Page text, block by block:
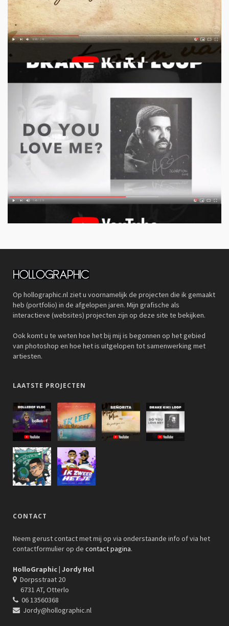
Op hollographic.nl ziet u voornamelijk de projecten die ik gemaakt
heb (portfolio) in de afgelopen jaren. Mijn grafische als
interactieve (websites) projecten zijn op deze site te bekijken.
Ook komt u te weten hoe het bij mij is begonnen op het gebied
van photoshop en hoe het is uitgelopen tot samenwerking met
artiesten.
LAATSTE PROJECTEN
CONTACT
Neem gerust contact met mij op via onderstaande info of via het
contactformulier op de contact pagina.
HolloGraphic | Jordy Hol
Dorpsstraat 20
6731 AT, Otterlo
06 13560368
Jordy@hollographic.nl